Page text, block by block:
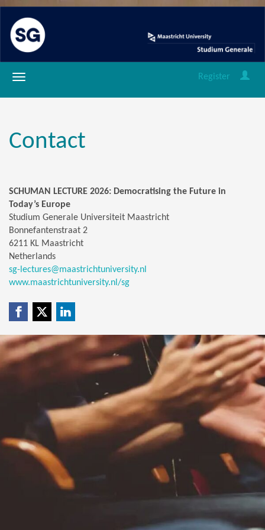
Register
Contact
SCHUMAN LECTURE 2026: Democratising the Future in
Today’s Europe
Studium Generale Universiteit Maastricht
Bonnefantenstraat 2
6211 KL Maastricht
Netherlands
sg-lectures@maastrichtuniversity.nl
www.maastrichtuniversity.nl/sg